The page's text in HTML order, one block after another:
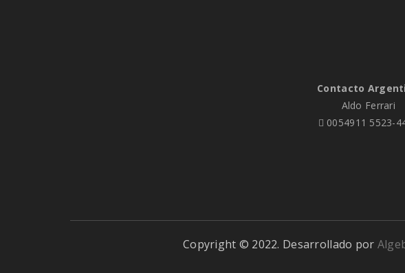
Contacto
Aldo Ferrari
0054911 5523-
Copyright © 2022. Desarrollado por